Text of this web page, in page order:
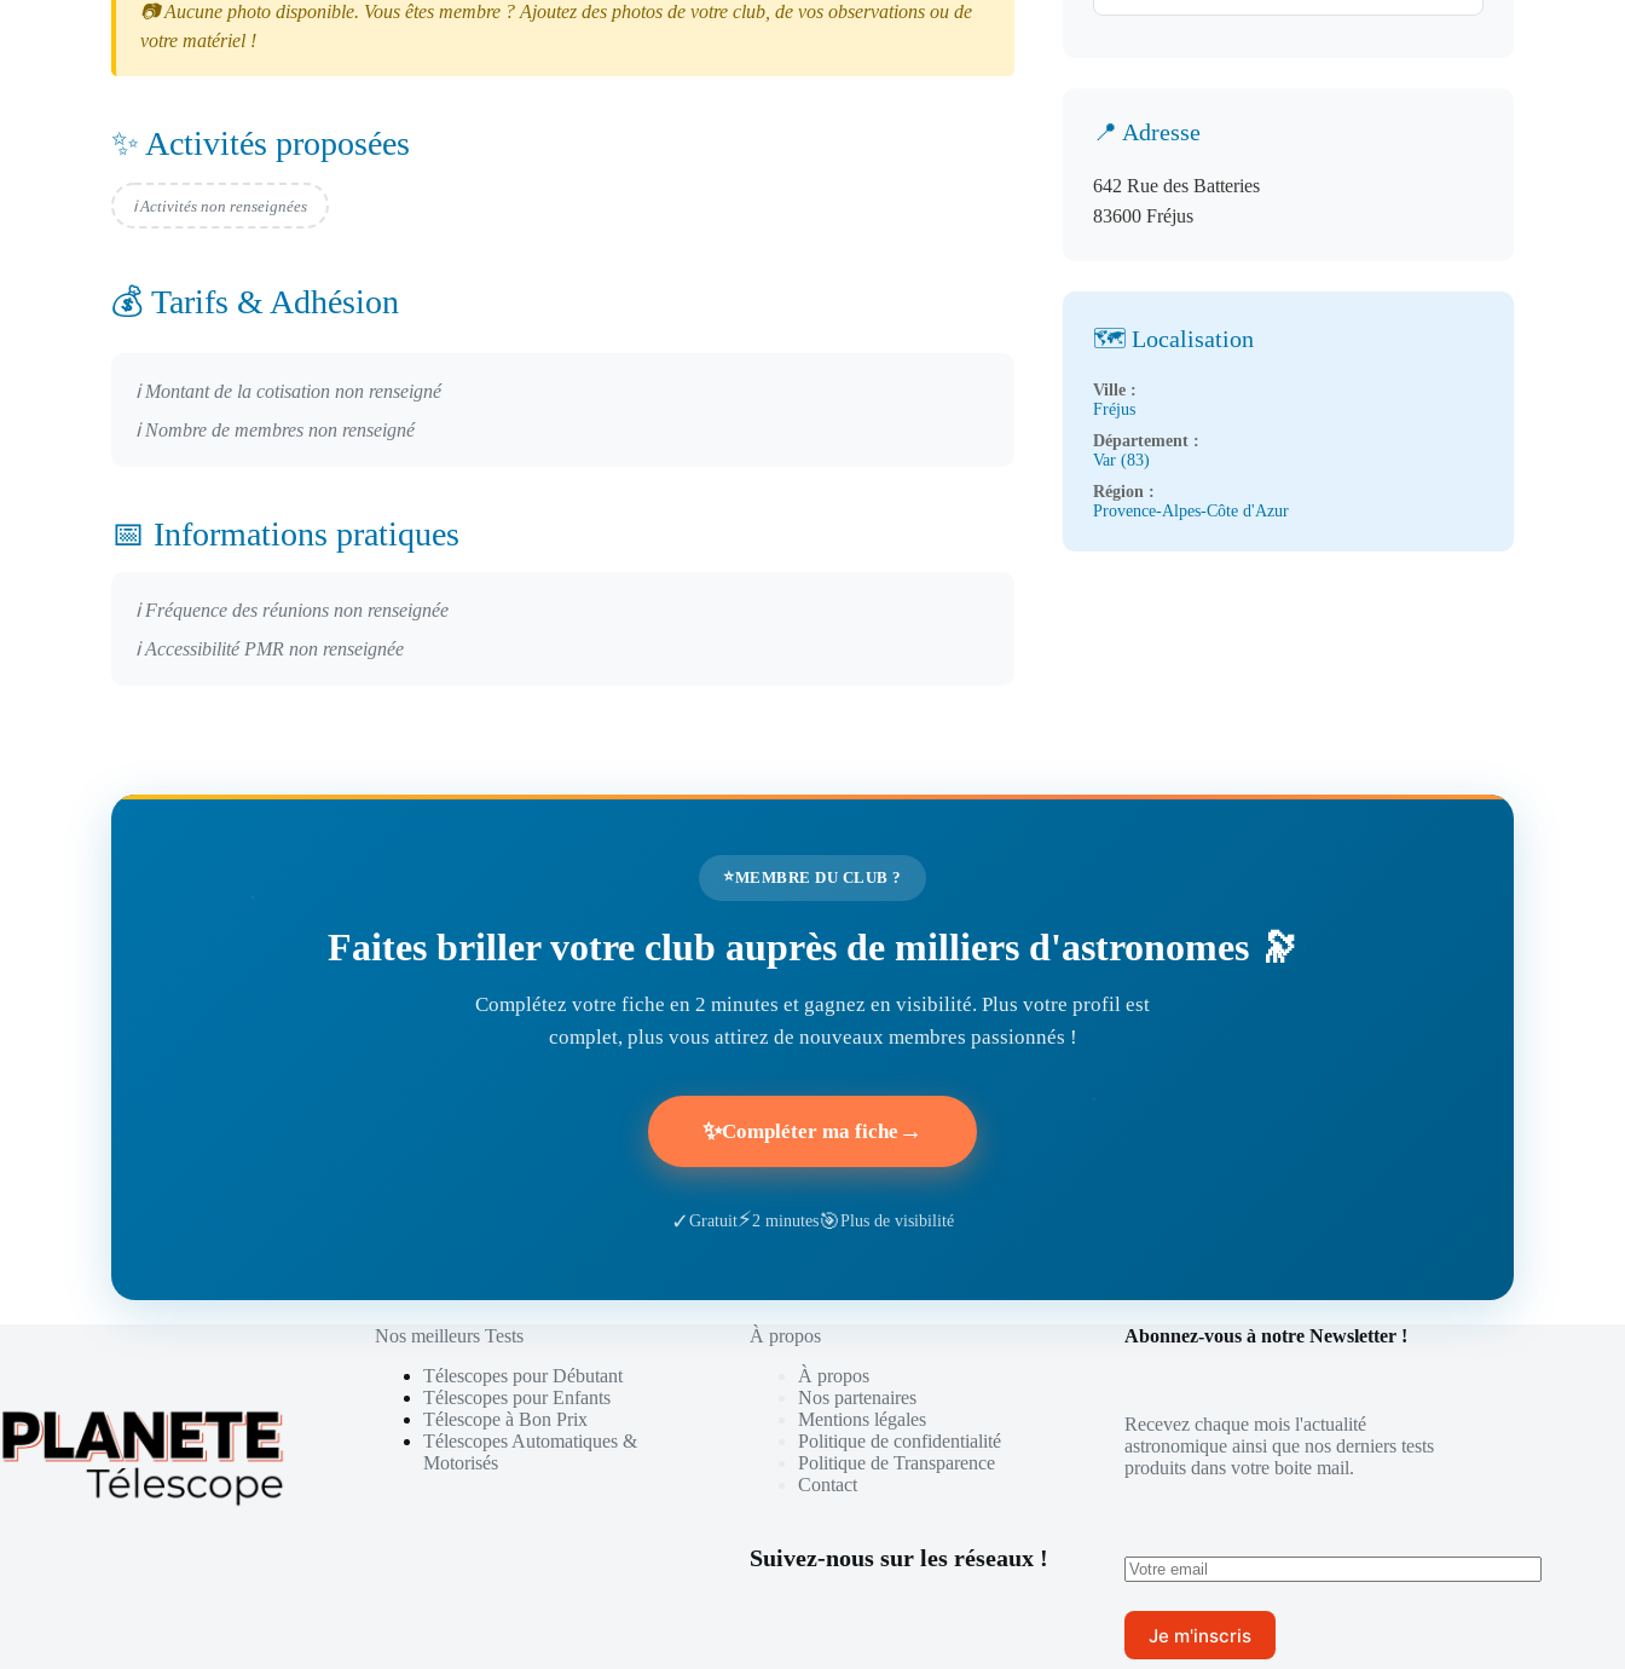
📷 Aucune photo disponible. Vous êtes membre ? Ajoutez des photos de votre club, de vos observations ou de
votre matériel !
✨ Activités proposées
ℹ️ Activités non renseignées
💰 Tarifs & Adhésion
ℹ️ Montant de la cotisation non renseigné
ℹ️ Nombre de membres non renseigné
📅 Informations pratiques
ℹ️ Fréquence des réunions non renseignée
ℹ️ Accessibilité PMR non renseignée
📍 Adresse
642 Rue des Batteries
83600 Fréjus
🗺️ Localisation
Ville :
Fréjus
Département :
Var (83)
Région :
Provence-Alpes-Côte d'Azur
⭐MEMBRE DU CLUB ?
Faites briller votre club auprès de milliers d'astronomes 🔭
Complétez votre fiche en 2 minutes et gagnez en visibilité. Plus votre profil est
complet, plus vous attirez de nouveaux membres passionnés !
✨Compléter ma fiche →
✓ Gratuit⚡2 minutes🎯Plus de visibilité
Nos meilleurs Tests
Télescopes pour Débutant
Télescopes pour Enfants
Télescope à Bon Prix
Télescopes Automatiques &
Motorisés
À propos
À propos
Nos partenaires
Mentions légales
Politique de confidentialité
Politique de Transparence
Contact
Suivez-nous sur les réseaux !
Abonnez-vous à notre Newsletter !
Recevez chaque mois l'actualité
astronomique ainsi que nos derniers tests
produits dans votre boite mail.